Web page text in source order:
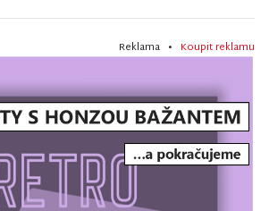
Reklama • Koupit reklamu